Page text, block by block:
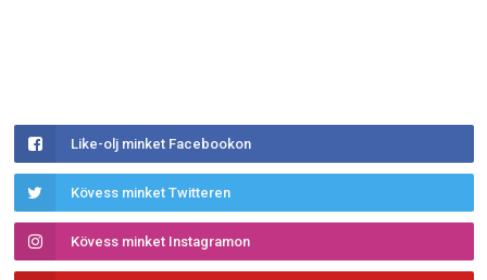
Like-olj minket Facebookon
Kövess minket Twitteren
Kövess minket Instagramon